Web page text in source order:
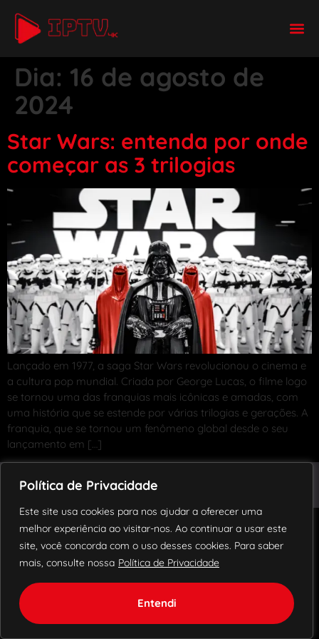
Política de Privacidade
Este site usa cookies para nos ajudar a oferecer uma
melhor experiência ao visitar-nos. Ao continuar a usar este
site, você concorda com o uso desses cookies. Para saber
mais, consulte nossa Política de Privacidade
Entendi
Dia: 16 de agosto de
2024
Star Wars: entenda por onde
começar as 3 trilogias
Lançado em 1977, a saga Star Wars revolucionou o cinema e
a cultura pop mundial. Criada por George Lucas, o filme logo
se tornou uma das franquias mais icônicas e amadas, com
uma história que se estende por várias trilogias e gerações. A
franquia, que se tornou um fenômeno global desde o seu
lançamento em […]
© 2018 – 2024 Todos os direitos reservados.
BlogPolítica de Privacidade